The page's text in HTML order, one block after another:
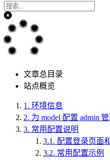
文章总目录
站点概览
1. 环境信息
2. 为 model 配置 admin
3. 常用配置说明
3.1. 配置登录页面
3.2. 常用配置示例